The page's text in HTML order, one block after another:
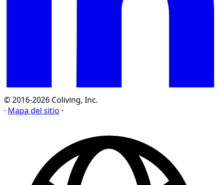
© 2016-2026 Coliving, Inc.
· Mapa del sitio ·